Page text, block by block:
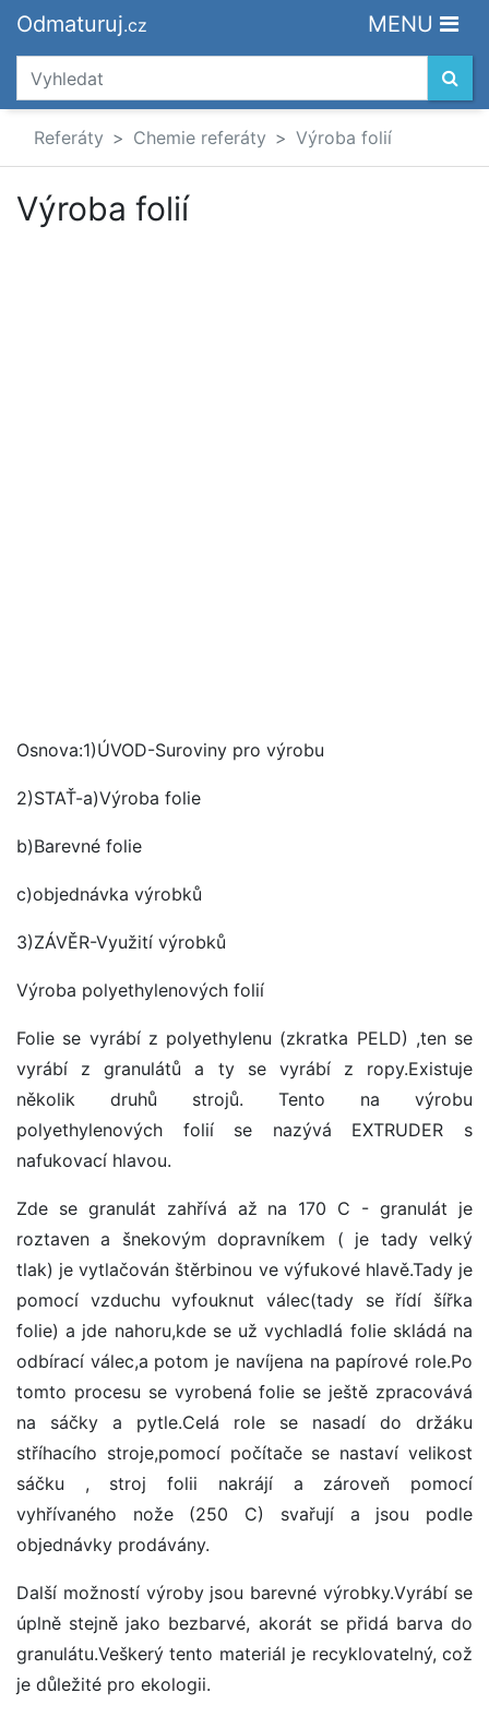
Odmaturuj.cz MENU
Referáty Chemie referáty Výroba folií
Výroba folií
Osnova:1)ÚVOD-Suroviny pro výrobu
2)STAŤ-a)Výroba folie
b)Barevné folie
c)objednávka výrobků
3)ZÁVĚR-Využití výrobků
Výroba polyethylenových folií
Folie se vyrábí z polyethylenu (zkratka PELD) ,ten se
vyrábí z granulátů a ty se vyrábí z ropy.Existuje
několik druhů strojů. Tento na výrobu
polyethylenových folií se nazývá EXTRUDER s
nafukovací hlavou.
Zde se granulát zahřívá až na 170 C - granulát je
roztaven a šnekovým dopravníkem ( je tady velký
tlak) je vytlačován štěrbinou ve výfukové hlavě.Tady je
pomocí vzduchu vyfouknut válec(tady se řídí šířka
folie) a jde nahoru,kde se už vychladlá folie skládá na
odbírací válec,a potom je navíjena na papírové role.Po
tomto procesu se vyrobená folie se ještě zpracovává
na sáčky a pytle.Celá role se nasadí do držáku
stříhacího stroje,pomocí počítače se nastaví velikost
sáčku , stroj folii nakrájí a zároveň pomocí
vyhřívaného nože (250 C) svařují a jsou podle
objednávky prodávány.
Další možností výroby jsou barevné výrobky.Vyrábí se
úplně stejně jako bezbarvé, akorát se přidá barva do
granulátu.Veškerý tento materiál je recyklovatelný, což
je důležité pro ekologii.